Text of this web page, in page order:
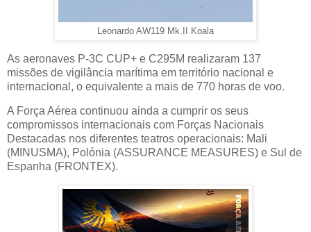
Leonardo AW119 Mk.II Koala
As aeronaves P-3C CUP+ e C295M realizaram 137
missões de vigilância marítima em território nacional e
internacional, o equivalente a mais de 770 horas de voo.
A Força Aérea continuou ainda a cumprir os seus
compromissos internacionais com Forças Nacionais
Destacadas nos diferentes teatros operacionais: Mali
(MINUSMA), Polónia (ASSURANCE MEASURES) e Sul de
Espanha (FRONTEX).